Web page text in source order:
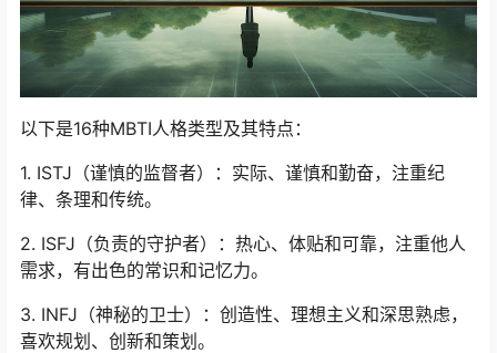
以下是16种MBTI人格类型及其特点：
1. ISTJ（谨慎的监督者）：实际、谨慎和勤奋，注重纪
律、条理和传统。
2. ISFJ（负责的守护者）：热心、体贴和可靠，注重他人
需求，有出色的常识和记忆力。
3. INFJ（神秘的卫士）：创造性、理想主义和深思熟虑，
喜欢规划、创新和策划。